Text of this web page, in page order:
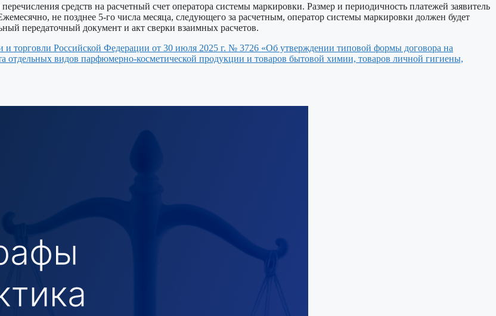
средств на расчетный счет оператора системы маркировки. Размер и периодичность платежей заявитель
не позднее 5-го числа месяца, следующего за расчетным, оператор системы маркировки должен будет
передаточный документ и акт сверки взаимных расчетов.
торговли Российской Федерации от 30 июля 2025 г. № 3726 «Об утверждении типовой формы договора на
отдельных видов парфюмерно-косметической продукции и товаров бытовой химии, товаров личной гигиены,